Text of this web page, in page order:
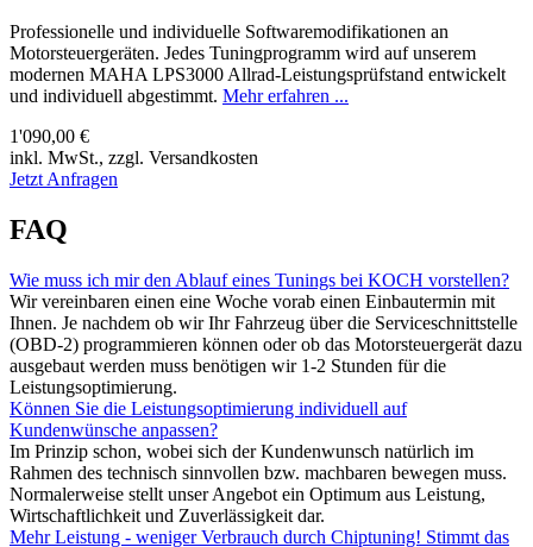
Professionelle und individuelle Softwaremodifikationen an
Motorsteuergeräten. Jedes Tuningprogramm wird auf unserem
modernen MAHA LPS3000 Allrad-Leistungsprüfstand entwickelt
und individuell abgestimmt. Mehr erfahren ...
1'090,00 €
inkl. MwSt., zzgl. Versandkosten
Jetzt Anfragen
FAQ
Wie muss ich mir den Ablauf eines Tunings bei KOCH vorstellen?
Wir vereinbaren einen eine Woche vorab einen Einbautermin mit
Ihnen. Je nachdem ob wir Ihr Fahrzeug über die Serviceschnittstelle
(OBD-2) programmieren können oder ob das Motorsteuergerät dazu
ausgebaut werden muss benötigen wir 1-2 Stunden für die
Leistungsoptimierung.
Können Sie die Leistungsoptimierung individuell auf
Kundenwünsche anpassen?
Im Prinzip schon, wobei sich der Kundenwunsch natürlich im
Rahmen des technisch sinnvollen bzw. machbaren bewegen muss.
Normalerweise stellt unser Angebot ein Optimum aus Leistung,
Wirtschaftlichkeit und Zuverlässigkeit dar.
Mehr Leistung - weniger Verbrauch durch Chiptuning! Stimmt das